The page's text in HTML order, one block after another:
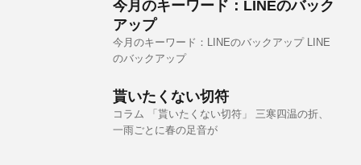
今月のキーワード：LINEのバック
アップ
今月のキーワード：LINEのバックアップ LINE
のバックアップ
貰いたくない切符
コラム 「貰いたくない切符」 三寒四温の折、
一雨ごとに春の足音が